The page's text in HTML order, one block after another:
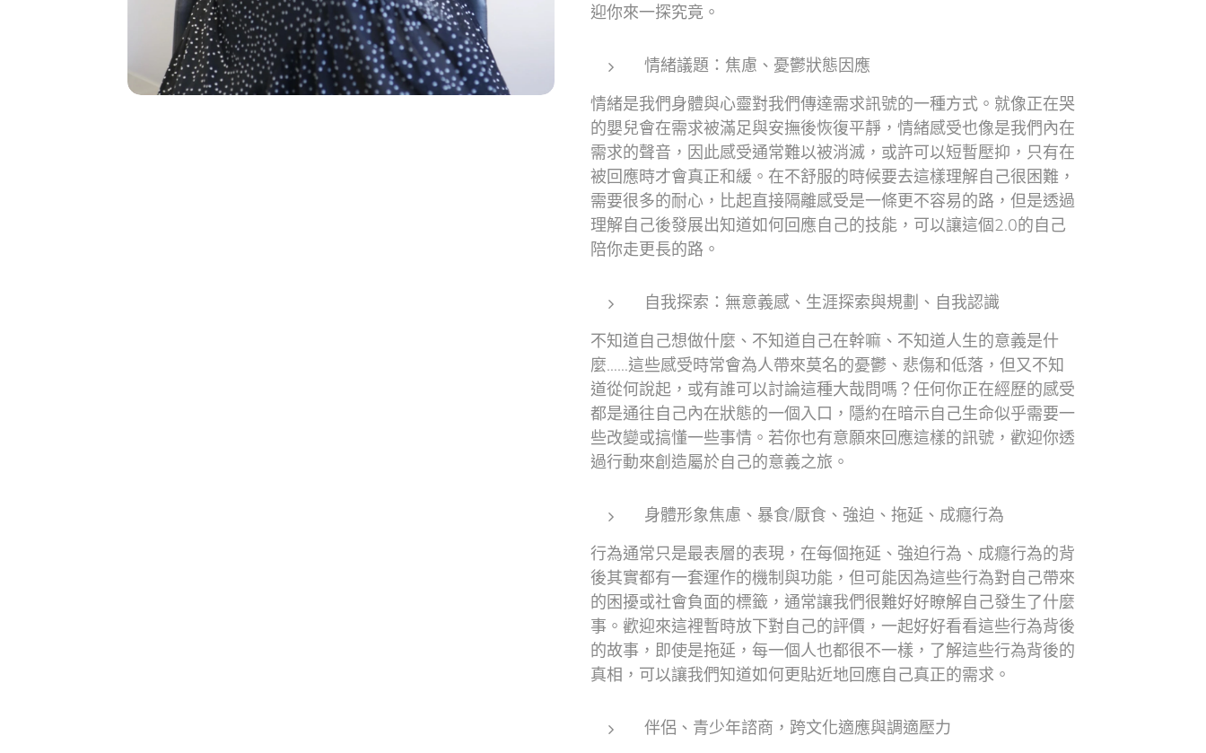
迎你來一探究竟。
情緒議題：焦慮、憂鬱狀態因應
情緒是我們身體與心靈對我們傳達需求訊號的一種方式。就像正在哭
的嬰兒會在需求被滿足與安撫後恢復平靜，情緒感受也像是我們內在
需求的聲音，因此感受通常難以被消滅，或許可以短暫壓抑，只有在
被回應時才會真正和緩。在不舒服的時候要去這樣理解自己很困難，
需要很多的耐心，比起直接隔離感受是一條更不容易的路，但是透過
理解自己後發展出知道如何回應自己的技能，可以讓這個2.0的自己
陪你走更長的路。
自我探索：無意義感、生涯探索與規劃、自我認識
不知道自己想做什麼、不知道自己在幹嘛、不知道人生的意義是什
麼……這些感受時常會為人帶來莫名的憂鬱、悲傷和低落，但又不知
道從何說起，或有誰可以討論這種大哉問嗎？任何你正在經歷的感受
都是通往自己內在狀態的一個入口，隱約在暗示自己生命似乎需要一
些改變或搞懂一些事情。若你也有意願來回應這樣的訊號，歡迎你透
過行動來創造屬於自己的意義之旅。
身體形象焦慮、暴食/厭食、強迫、拖延、成癮行為
行為通常只是最表層的表現，在每個拖延、強迫行為、成癮行為的背
後其實都有一套運作的機制與功能，但可能因為這些行為對自己帶來
的困擾或社會負面的標籤，通常讓我們很難好好瞭解自己發生了什麼
事。歡迎來這裡暫時放下對自己的評價，一起好好看看這些行為背後
的故事，即使是拖延，每一個人也都很不一樣，了解這些行為背後的
真相，可以讓我們知道如何更貼近地回應自己真正的需求。
伴侶、青少年諮商，跨文化適應與調適壓力